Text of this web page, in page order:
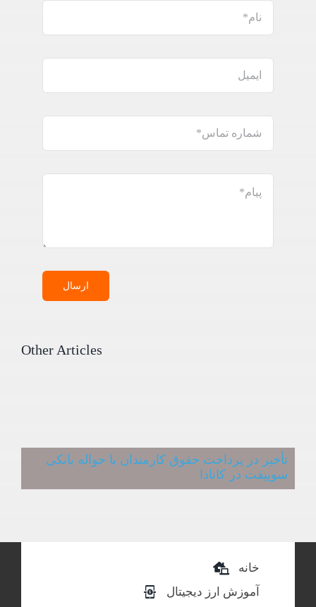
ارسال
Other Articles
تأخیر در پرداخت حقوق کارمندان با حواله بانکی
سوییفت در کانادا
خانه
آموزش ارز دیجیتال